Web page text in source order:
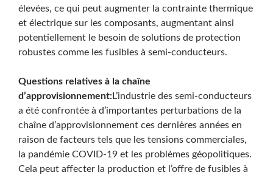
élevées, ce qui peut augmenter la contrainte thermique
et électrique sur les composants, augmentant ainsi
potentiellement le besoin de solutions de protection
robustes comme les fusibles à semi-conducteurs.
Questions relatives à la chaîne
d’approvisionnement:L’industrie des semi-conducteurs
a été confrontée à d’importantes perturbations de la
chaîne d’approvisionnement ces dernières années en
raison de facteurs tels que les tensions commerciales,
la pandémie COVID-19 et les problèmes géopolitiques.
Cela peut affecter la production et l’offre de fusibles à